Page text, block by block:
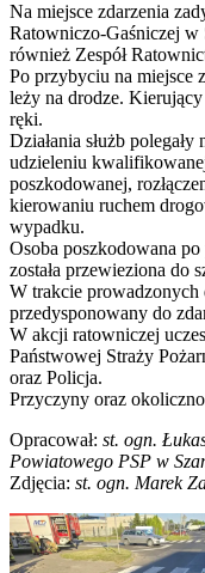
Na miejsce zdarzenia
Ratowniczo-Gaśniczej w
również Zespół
Po przybyciu na miejsce
leży na drodze.
ręki.
Działania służb
udzieleniu
poszkodowanej,
kierowaniu ruchem
wypadku.
Osoba poszkodowana
została przewieziona do
W trakcie prowadzonych
przedysponowany do
W akcji ratowniczej
Państwowej Straży
oraz Policja.
Przyczyny oraz
Opracował: st. ogn.
Powiatowego PSP w
Zdjęcia: st. ogn. Marek